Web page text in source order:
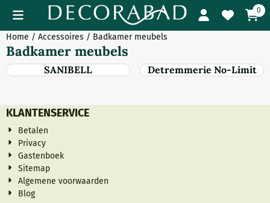
Cookievoorkeuren zijn momenteel gesloten. 0
Home / Accessoires / Badkamer meubels
Badkamer meubels
SANIBELL Detremmerie No-Limit
KLANTENSERVICE
Betalen
Privacy
Gastenboek
Sitemap
Algemene voorwaarden
Blog